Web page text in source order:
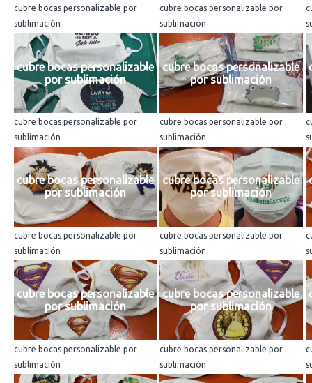
cubre bocas personalizable por
sublimación
cubre bocas personalizable por
sublimación
cubre bocas personalizable
por sublimación
cubre bocas personalizable por
sublimación
cubre bocas personalizable
por sublimación
cubre bocas personalizable por
sublimación
cubre bocas personalizable
por sublimación
cubre bocas personalizable por
sublimación
cubre bocas personalizable
por sublimación
cubre bocas personalizable por
sublimación
cubre bocas personalizable
por sublimación
cubre bocas personalizable por
sublimación
cubre bocas personalizable
por sublimación
cubre bocas personalizable por
sublimación